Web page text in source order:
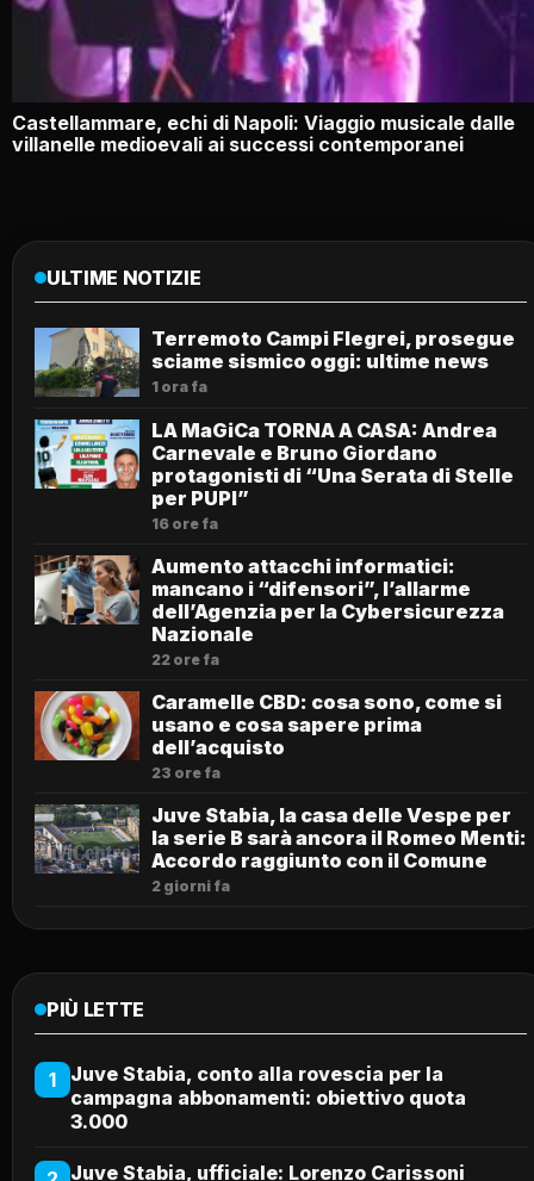
Castellammare, echi di Napoli: Viaggio musicale dalle
villanelle medioevali ai successi contemporanei
ULTIME NOTIZIE
Terremoto Campi Flegrei, prosegue
sciame sismico oggi: ultime news
1 ora fa
LA MaGiCa TORNA A CASA: Andrea
Carnevale e Bruno Giordano
protagonisti di “Una Serata di Stelle
per PUPI”
16 ore fa
Aumento attacchi informatici:
mancano i “difensori”, l’allarme
dell’Agenzia per la Cybersicurezza
Nazionale
22 ore fa
Caramelle CBD: cosa sono, come si
usano e cosa sapere prima
dell’acquisto
23 ore fa
Juve Stabia, la casa delle Vespe per
la serie B sarà ancora il Romeo Menti:
Accordo raggiunto con il Comune
2 giorni fa
PIÙ LETTE
1
Juve Stabia, conto alla rovescia per la
campagna abbonamenti: obiettivo quota
3.000
Juve Stabia, ufficiale: Lorenzo Carissoni